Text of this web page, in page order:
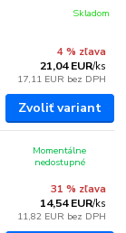
4 % zľava
21,04 EUR/ks
17,11 EUR bez DPH
Skladom
Zvoliť variant
31 % zľava
14,54 EUR/ks
11,82 EUR bez DPH
Momentálne
nedostupné